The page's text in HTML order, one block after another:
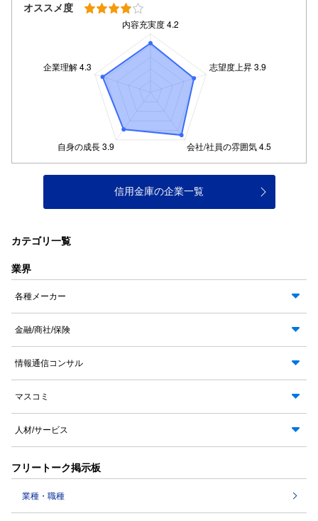
オススメ度
信用金庫の企業一覧
カテゴリ一覧
業界
各種メーカー
金融/商社/保険
情報通信コンサル
マスコミ
人材/サービス
フリートーク掲示板
業種・職種